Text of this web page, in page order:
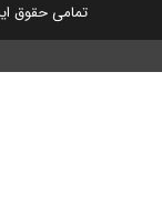
تمامی حقوق